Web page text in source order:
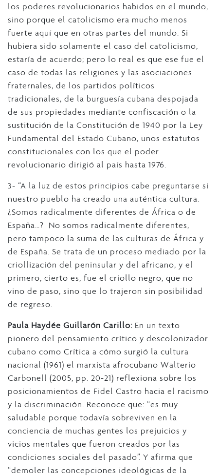
los poderes revolucionarios habidos en el mundo,
sino porque el catolicismo era mucho menos
fuerte aquí que en otras partes del mundo. Si
hubiera sido solamente el caso del catolicismo,
estaría de acuerdo; pero lo real es que ese fue el
caso de todas las religiones y las asociaciones
fraternales, de los partidos políticos
tradicionales, de la burguesía cubana despojada
de sus propiedades mediante confiscación o la
sustitución de la Constitución de 1940 por la Ley
Fundamental del Estado Cubano, unos estatutos
constitucionales con los que el poder
revolucionario dirigió al país hasta 1976.
3- “A la luz de estos principios cabe preguntarse si
nuestro pueblo ha creado una auténtica cultura.
¿Somos radicalmente diferentes de África o de
España…? No somos radicalmente diferentes,
pero tampoco la suma de las culturas de África y
de España. Se trata de un proceso mediado por la
criollización del peninsular y del africano, y el
primero, cierto es, fue el criollo negro, que no
vino de paso, sino que lo trajeron sin posibilidad
de regreso.
Paula Haydée Guillarón Carillo: En un texto
pionero del pensamiento crítico y descolonizador
cubano como Crítica a cómo surgió la cultura
nacional (1961) el marxista afrocubano Walterio
Carbonell (2005, pp. 20-21) reflexiona sobre los
posicionamientos de Fidel Castro hacia el racismo
y la discriminación. Reconoce que: “es muy
saludable porque todavía sobreviven en la
conciencia de muchas gentes los prejuicios y
vicios mentales que fueron creados por las
condiciones sociales del pasado”. Y afirma que
“demoler las concepciones ideológicas de la